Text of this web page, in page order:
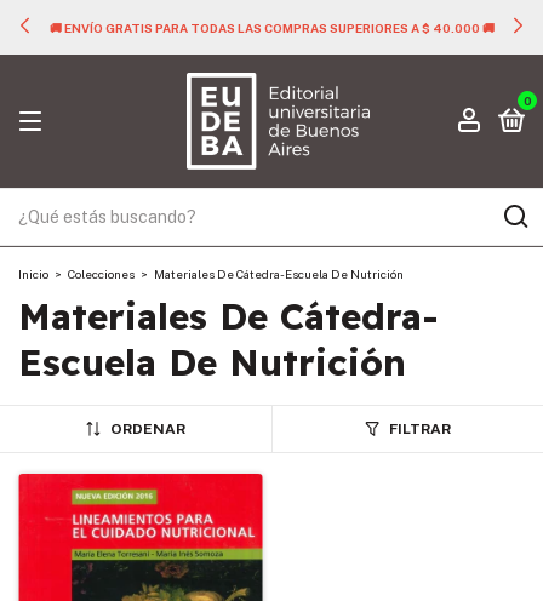
🚚 ENVÍO GRATIS PARA TODAS LAS COMPRAS SUPERIORES A $ 40.000 🚚
0
Inicio > Colecciones > Materiales De Cátedra- Escuela De Nutrición
Materiales De Cátedra-
Escuela De Nutrición
ORDENAR FILTRAR